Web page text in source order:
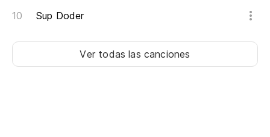
Sup Doder
Ver todas las canciones